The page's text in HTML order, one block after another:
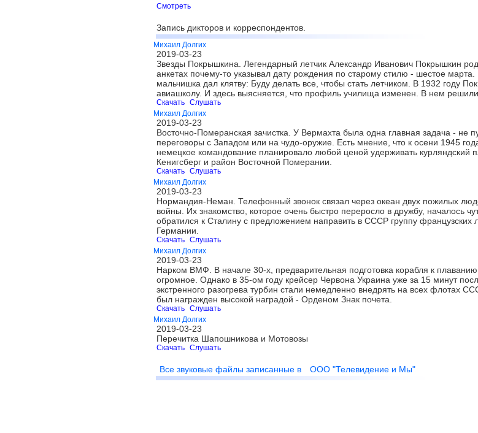
Смотреть
Запись дикторов и корреспондентов.
Михаил Долгих
2019-03-23
Звезды Покрышкина. Легендарный летчик Александр Иванович Покрышкин
анкетах почему-то указывал дату рождения по старому стилю - шестое
мальчишка дал клятву: Буду делать все, чтобы стать летчиком. В 1932 году
авиашколу. И здесь выясняется, что профиль училища изменен. В нем
Скачать Слушать
Михаил Долгих
2019-03-23
Восточно-Померанская зачистка. У Вермахта была одна главная задача - не
переговоры с Западом или на чудо-оружие. Есть мнение, что к осени 1945
немецкое командование планировало любой ценой удерживать
Кенигсберг и район Восточной Померании.
Скачать Слушать
Михаил Долгих
2019-03-23
Нормандия-Неман. Телефонный звонок связал через океан двух пожилых
войны. Их знакомство, которое очень быстро переросло в дружбу, началось
обратился к Сталину с предложением направить в СССР группу французских
Германии.
Скачать Слушать
Михаил Долгих
2019-03-23
Нарком ВМФ. В начале 30-х, предварительная подготовка корабля к
огромное. Однако в 35-ом году крейсер Червона Украина уже за 15 минут
экстренного разогрева турбин стали немедленно внедрять на всех флотах
был награжден высокой наградой - Орденом Знак почета.
Скачать Слушать
Михаил Долгих
2019-03-23
Перечитка Шапошникова и Мотовозы
Скачать Слушать
Все звуковые файлы записанные в ООО "Телевидение и Мы"